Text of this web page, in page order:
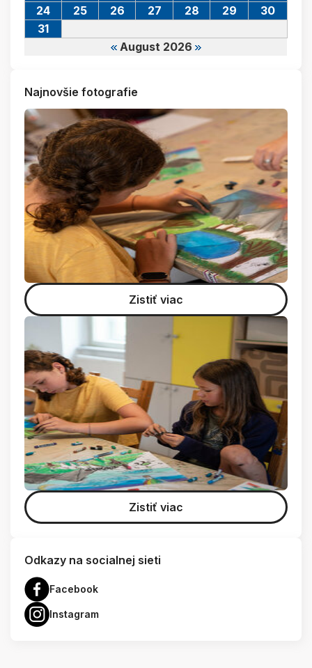
August 2026
24
25 26 27 28 29
30
31
Najnovšie fotografie
Zistiť viac
Zistiť viac
Odkazy na socialnej sieti
Facebook
Instagram